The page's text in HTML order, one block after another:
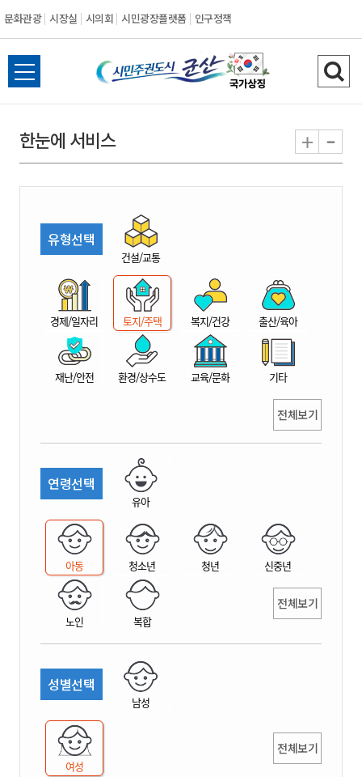
문화관광 시장실 시의회 시민광장플랫폼 인구정책
시
민
권
시
산
전
체
뉴
열
검
색
기
한눈에 서비스 + -
유형선택
건설/교통
경제/일자리 토지/주택 복지/건강 출산/육아
재난/안전 환경/상수도 교육/문화 기타
전체보기
연령선택
유아
아동 청소년 청년 신중년
노인 복합
전체보기
성별선택
남성
여성
전체보기